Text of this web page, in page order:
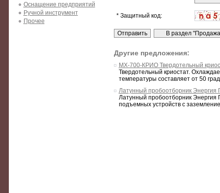
Оснащение предприятий
Ручной инструмент
Прочее
* Защитный код:
Другие предложения:
МХ-700-КРИО Твердотельный
Твердотельный криостат.
температуры составляет от 50
Латунный пробоотборник Энергия
Латунный пробоотборник Энергия
подъемных устройств с